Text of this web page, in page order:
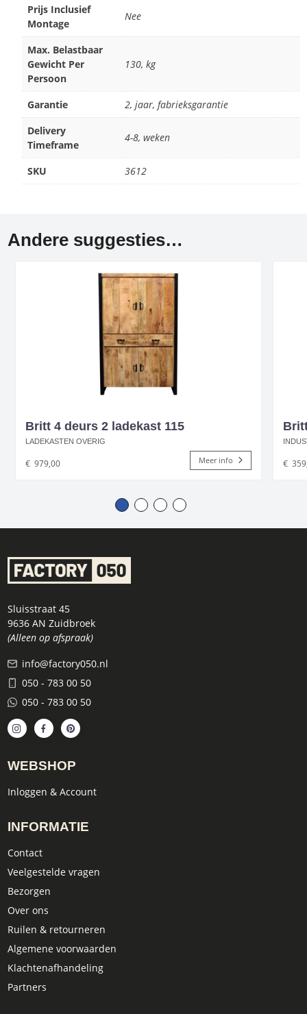
Prijs Inclusief
Montage
Nee
Max. Belastbaar
Gewicht Per
Persoon
130, kg
Garantie
2, jaar, fabrieksgarantie
Delivery
Timeframe
4-8, weken
SKU 3612
Andere suggesties…
Britt 4 deurs 2 ladekast 115
LADEKASTEN OVERIG
€ 979,00 Meer info €
Sluisstraat 45
9636 AN Zuidbroek
(Alleen op afspraak)
info@factory050.nl
050 - 783 00 50
050 - 783 00 50
WEBSHOP
Inloggen & Account
INFORMATIE
Contact
Veelgestelde vragen
Bezorgen
Over ons
Ruilen & retourneren
Algemene voorwaarden
Klachtenafhandeling
Partners